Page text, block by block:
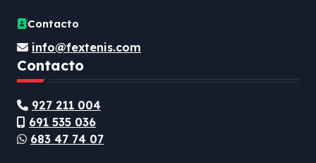
Contacto
info@fextenis.com
Contacto
927 211 004
691 535 036
683 47 74 07